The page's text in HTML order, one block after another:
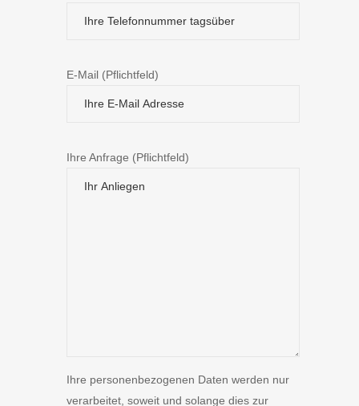
E-Mail (Pflichtfeld)
Ihre Anfrage (Pflichtfeld)
Ihre personenbezogenen Daten werden nur
verarbeitet, soweit und solange dies zur